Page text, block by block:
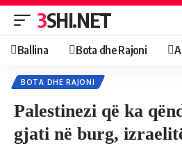
3SHI.NET
Ballina Bota dhe Rajoni
BOTA DHE RAJONI
Palestinezi që ka
gjati në burg,